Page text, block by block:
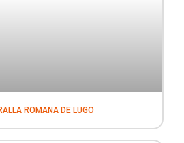
ROMANA DE LUGO